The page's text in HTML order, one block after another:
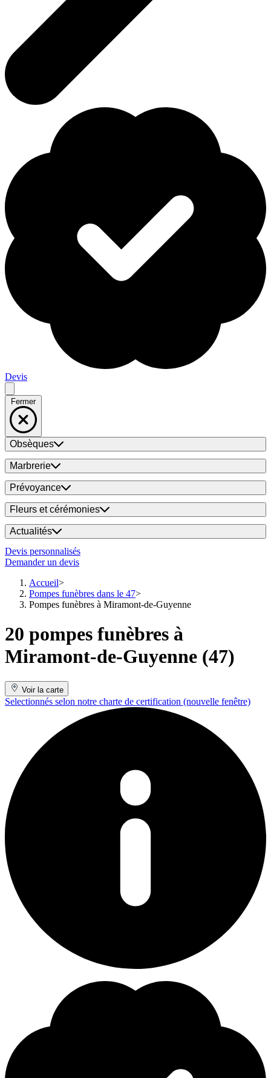
Devis
Fermer
Obsèques
Marbrerie
Prévoyance
Fleurs et cérémonies
Actualités
Devis personnalisés
Demander un devis
Accueil
Pompes funèbres dans le 47
Pompes funèbres à Miramont-de-Guyenne
20 pompes funèbres à
Miramont-de-Guyenne (47)
Voir la carte
Selectionnés selon notre charte de certification (nouvelle fenêtre)